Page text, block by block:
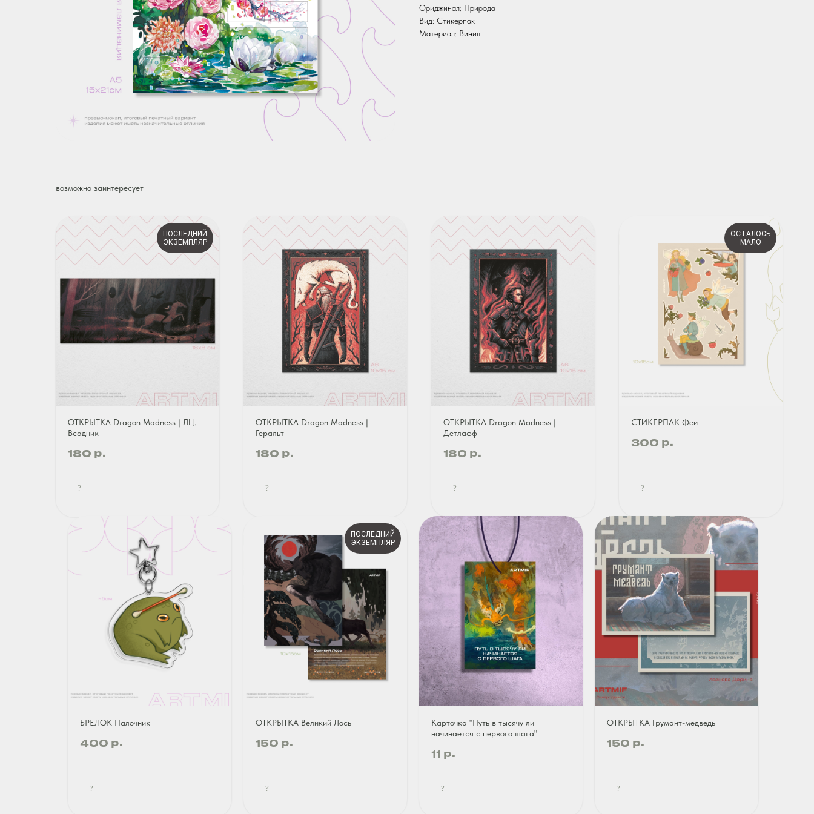
Ориджинал: Природа
Вид: Стикерпак
Материал: Винил
возможно заинтересует
ПОСЛЕДНИЙ
ЭКЗЕМПЛЯР
ОТКРЫТКА Dragon Madness | ЛЦ.
Всадник
180 р.
?
ОТКРЫТКА Dragon Madness |
Геральт
180 р.
?
ОТКРЫТКА Dragon Madness |
Детлафф
180 р.
?
ОСТАЛОСЬ
МАЛО
СТИКЕРПАК Феи
300 р.
?
БРЕЛОК Палочник
400 р.
?
ПОСЛЕДНИЙ
ЭКЗЕМПЛЯР
ОТКРЫТКА Великий Лось
150 р.
?
Карточка "Путь в тысячу ли
начинается с первого шага"
11 р.
?
ОТКРЫТКА Грумант-медведь
150 р.
?